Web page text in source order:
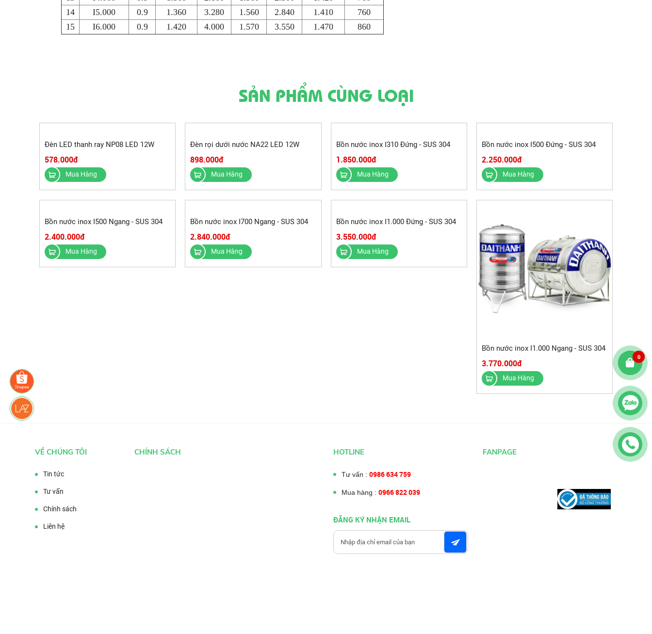
14
I5.000 0.9 1.360 3.280 1.560 2.840 1.410
760
15
I6.000 0.9 1.420 4.000 1.570 3.550 1.470 860
SẢN PHẨM CÙNG LOẠI
Đèn LED thanh ray NP08 LED 12W
578.000đ
Mua Hàng
Đèn rọi dưới nước NA22 LED 12W
898.000đ
Mua Hàng
Bồn nước inox I310 Đứng - SUS 304
1.850.000đ
Mua Hàng
Bồn nước inox I500 Đứng - SUS 304
2.250.000đ
Mua Hàng
Bồn nước inox I500 Ngang - SUS 304
2.400.000đ
Mua Hàng
Bồn nước inox I700 Ngang - SUS 304
2.840.000đ
Mua Hàng
Bồn nước inox I1.000 Đứng - SUS 304
3.550.000đ
Mua Hàng
Bồn nước inox I1.000 Ngang - SUS 304
3.770.000đ
Mua Hàng
VỀ CHÚNG TÔI
Tin tức
Tư vấn
Chính sách
Liên hệ
CHÍNH SÁCH HOTLINE
Tư vấn : 0986 634 759
Mua hàng : 0966 822 039
ĐĂNG KÝ NHẬN EMAIL
FANPAGE
0